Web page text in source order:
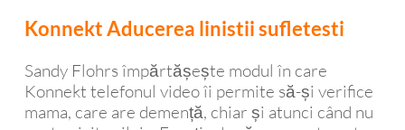
Konnekt Aducerea linistii sufletesti
Sandy Flohrs împărtășește modul în care
Konnekt telefonul video îi permite să-și verifice
mama, care are demență, chiar și atunci când nu